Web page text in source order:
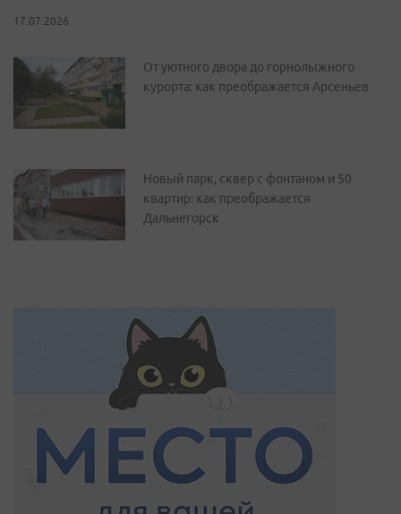
17.07.2026
От уютного двора до горнолыжного
курорта: как преображается Арсеньев
Новый парк, сквер с фонтаном и 50
квартир: как преображается
Дальнегорск